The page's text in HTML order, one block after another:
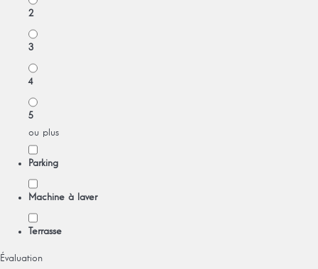
2
3
4
5
ou plus
Parking
Machine à laver
Terrasse
Évaluation